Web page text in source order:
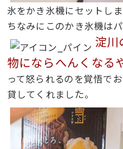
氷をかき氷機にセットしま
ちなみにこのかき氷機はパ
淀川
物にならへんくなる
って怒られるのを覚悟で
貸してくれました。